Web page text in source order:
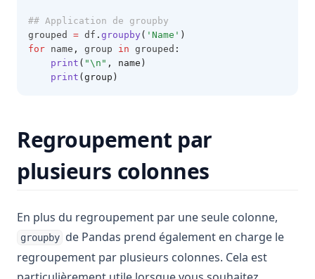
## Application de groupby
grouped = df . groupby ( 'Name' )
for name , group in grouped :
print ( "\n" , name)
print (group)
Regroupement par
plusieurs colonnes
En plus du regroupement par une seule colonne,
groupby de Pandas prend également en charge le
regroupement par plusieurs colonnes. Cela est